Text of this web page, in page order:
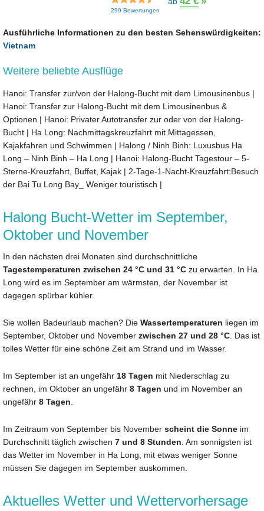
299 Bewertungen
Ausführliche Informationen zu den besten Sehenswürdigkeiten:
Vietnam
Weitere beliebte Ausflüge
Hanoi: Transfer zur/von der Halong-Bucht mit dem Limousinenbus |
Hanoi: Transfer zur Halong-Bucht mit dem Limousinenbus &
Optionen | Hanoi: Privater Autotransfer zur oder von der Halong-
Bucht | Ha Long: Nachmittagskreuzfahrt mit Mittagessen,
Kajakfahren und Schwimmen | Halong / Ninh Binh: Luxusbus Ha
Long – Ninh Binh – Ha Long | Hanoi: Halong-Bucht Tagestour – 5-
Sterne-Kreuzfahrt, Buffet, Kajak | 2-Tage-1-Nacht-Kreuzfahrt:Besuch
der Bai Tu Long Bay_ Weniger touristisch |
Halong Bucht-Wetter im September,
Oktober und November
In den nächsten drei Monaten sind durchschnittliche
Tagestemperaturen zwischen 24 °C und 31 °C zu erwarten. In Ha
Long wird es im September am wärmsten, der November ist
dagegen spürbar kühler.
Sie wollen Badeurlaub machen? Die Wassertemperaturen liegen im
September, Oktober und November zwischen 27 und 28 °C . Das ist
tolles Wetter für eine schöne Zeit am Strand und im Wasser.
Im September ist an ungefähr 18 Tagen mit Niederschlag zu
rechnen, im Oktober an ungefähr 8 Tagen und im November an
ungefähr 8 Tagen
Im Zeitraum von September bis November scheint die Sonne im
Durchschnitt täglich zwischen 7 und 8 Stunden . Am sonnigsten ist
das Wetter im November in Ha Long, mit etwas weniger Sonne
müssen Sie dagegen im September auskommen.
Aktuelles Wetter und Wettervorhersage